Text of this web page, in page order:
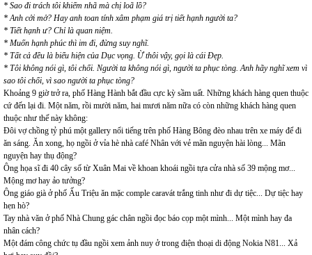
* Sao đi trách tôi khiếm nhã mà chị loã lồ?
* Anh cởi mở? Hay anh toan tính xâm phạm giá trị tiết hạnh người ta?
* Tiết hạnh ư? Chỉ là quan niệm.
* Muốn hạnh phúc thì im đi, đừng suy nghĩ.
* Tất cả đều là biểu hiện của Dục vọng. Ừ thôi vậy, gọi là cái Đẹp.
* Tôi không nói gì, tôi chối. Người ta không nói gì, người ta phục tòng. Anh hãy nghĩ xem vì
sao tôi chối, vì sao người ta phục tòng?
Khoảng 9 giờ trở ra, phố Hàng Hành bắt đầu cực kỳ sầm uất. Những khách hàng quen thuộc
cứ đến lại đi. Một năm, rồi mười năm, hai mươi năm nữa có còn những khách hàng quen
thuộc như thế này không:
Đôi vợ chồng tỷ phú một gallery nổi tiếng trên phố Hàng Bông đèo nhau trên xe máy để đi
ăn sáng. Ăn xong, họ ngồi ở vỉa hè nhà café Nhân với vẻ mãn nguyện hài lòng... Mãn
nguyện hay thụ động?
Ông họa sĩ đi 40 cây số từ Xuân Mai về khoan khoái ngồi tựa cửa nhà số 39 mộng mơ...
Mộng mơ hay ảo tưởng?
Ông giáo già ở phố Ấu Triệu ăn mặc comple caravát trắng tinh như đi dự tiệc... Dự tiệc hay
hẹn hò?
Tay nhà văn ở phố Nhà Chung gác chân ngồi đọc báo cọp một mình... Một mình hay đa
nhân cách?
Một đám công chức tụ đầu ngồi xem ảnh nuy ở trong điện thoại di động Nokia N81... Xả